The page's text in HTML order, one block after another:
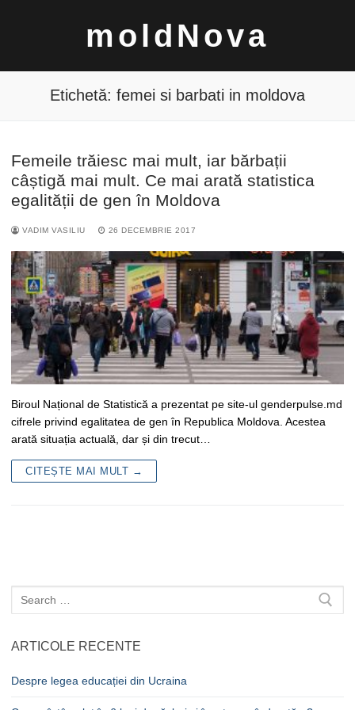
moldNova
Caută
după:
Etichetă: femei si barbati in moldova
Femeile trăiesc mai mult, iar bărbații
câștigă mai mult. Ce mai arată statistica
egalității de gen în Moldova
VADIM VASILIU 26 DECEMBRIE 2017
Biroul Național de Statistică a prezentat pe site-ul genderpulse.md
cifrele privind egalitatea de gen în Republica Moldova. Acestea
arată situația actuală, dar și din trecut…
CITEȘTE MAI MULT →
Caută
după:
ARTICOLE RECENTE
Despre legea educației din Ucraina